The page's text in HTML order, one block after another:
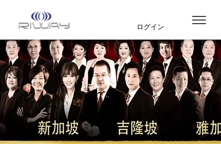
ログイン